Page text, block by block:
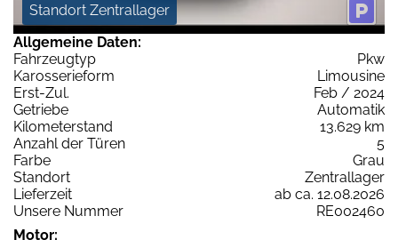
Standort Zentrallager
Allgemeine Daten:
Fahrzeugtyp
Pkw
Karosserieform
Limousine
Erst-Zul.
Feb / 2024
Getriebe
Automatik
Kilometerstand
13.629 km
Anzahl der Türen
5
Farbe
Grau
Standort
Zentrallager
Lieferzeit
ab ca. 12.08.2026
Unsere Nummer
RE002460
Motor: